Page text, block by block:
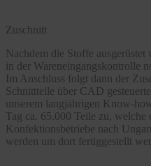
Zuschnitt
Nachdem die Stoffe
in der Wareneingangskontrolle
Im Anschluss folgt dann der
Schnittteile über CAD
unserem langjährigen Know-
Tag ca. 65.000 Teile zu, welche
Konfektionsbetriebe nach
werden um dort fertiggestellt